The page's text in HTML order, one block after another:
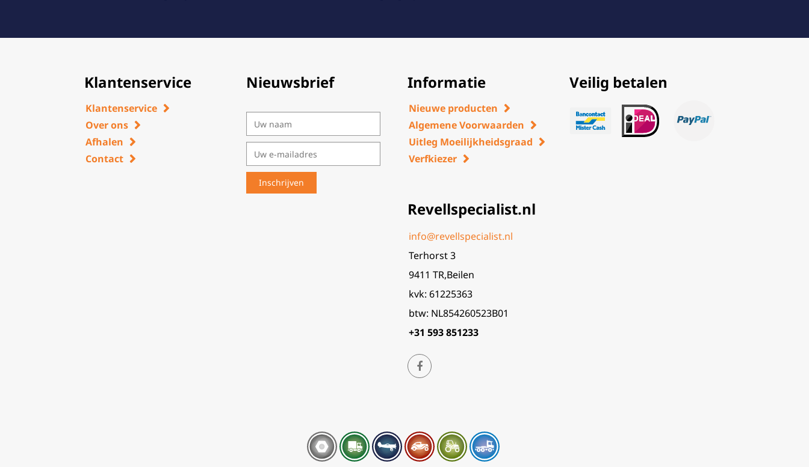
Klantenservice
Klantenservice
Over ons
Afhalen
Contact
Nieuwsbrief Informatie
Nieuwe producten
Algemene Voorwaarden
Uitleg Moeilijkheidsgraad
Verfkiezer
Revellspecialist.nl
info@revellspecialist.nl
Terhorst 3
9411 TR,Beilen
kvk: 61225363
btw: NL854260523B01
+31 593 851233
Veilig betalen